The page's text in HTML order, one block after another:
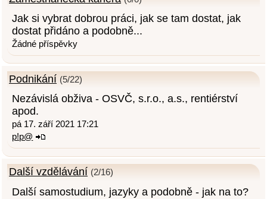
Jak si vybrat dobrou práci, jak se tam dostat, jak
dostat přidáno a podobně...
Žádné příspěvky
Podnikání (5/22)
Nezávislá obživa - OSVČ, s.r.o., a.s., rentiérství
apod.
pá 17. září 2021 17:21
p!p@
Další vzdělávání (2/16)
Další samostudium, jazyky a podobně - jak na to?